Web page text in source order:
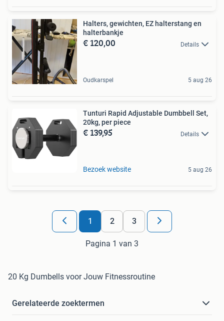
Halters, gewichten, EZ halterstang en
halterbankje
€ 120,00 Details
Oudkarspel 5 aug 26
Tunturi Rapid Adjustable Dumbbell Set,
20kg, per piece
€ 139,95 Details
Bezoek website 5 aug 26
1 2 3
Pagina 1 van 3
20 Kg Dumbells voor Jouw Fitnessroutine
Gerelateerde zoektermen